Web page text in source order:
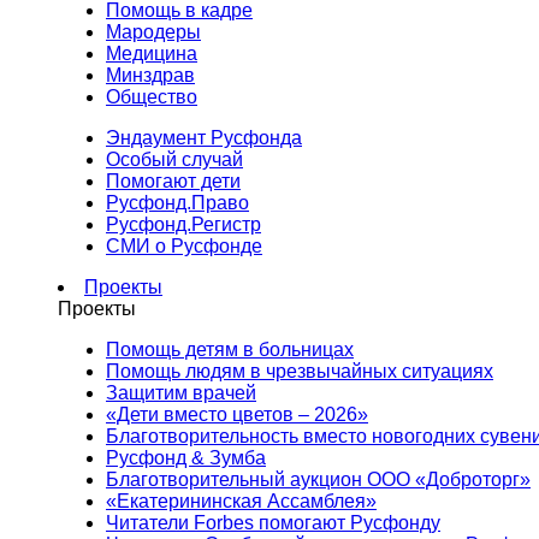
Помощь в кадре
Мародеры
Медицина
Минздрав
Общество
Эндаумент Русфонда
Особый случай
Помогают дети
Русфонд.Право
Русфонд.Регистр
СМИ о Русфонде
Проекты
Проекты
Помощь детям в больницах
Помощь людям в чрезвычайных ситуациях
Защитим врачей
«Дети вместо цветов – 2026»
Благотворительность вместо новогодних
Русфонд & Зумба
Благотворительный аукцион ООО «Доброторг»
«Екатерининская Ассамблея»
Читатели Forbes помогают Русфонду